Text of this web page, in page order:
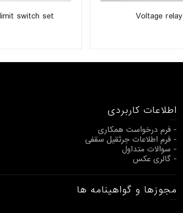
Voltage relay
switch set
اطلاعات کاربردی
- فرم درخواست همکاری
- فرم اطلاعات جرثقیل سقفی
- سوالات متداول
- گالری عکس
مجوزها و گواهینامه ها